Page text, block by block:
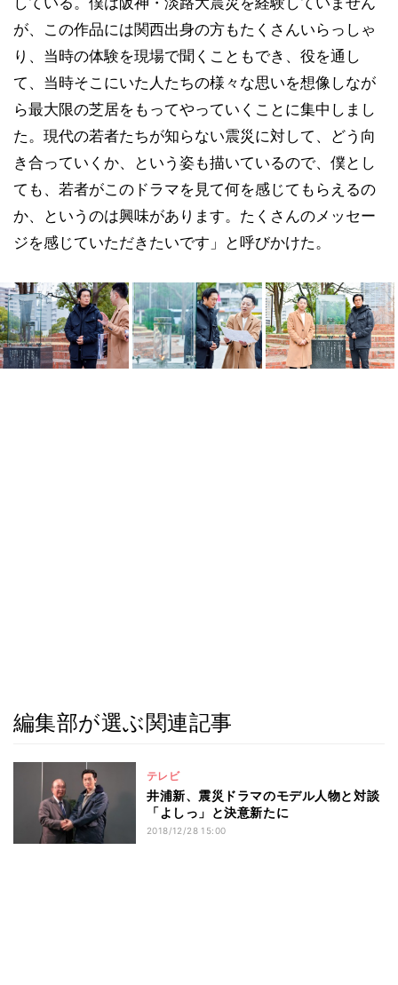
が、この作品には関西出身の方もたくさんいらっしゃ
り、当時の体験を現場で聞くこともでき、役を通し
て、当時そこにいた人たちの様々な思いを想像しなが
ら最大限の芝居をもってやっていくことに集中しまし
た。現代の若者たちが知らない震災に対して、どう向
き合っていくか、という姿も描いているので、僕とし
ても、若者がこのドラマを見て何を感じてもらえるの
か、というのは興味があります。たくさんのメッセー
ジを感じていただきたいです」と呼びかけた。
編集部が選ぶ関連記事
テレビ
井浦新、震災ドラマのモデル人物と対談
「よしっ」と決意新たに
2018/12/28 15:00